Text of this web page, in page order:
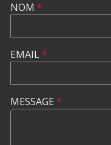
NOM *
EMAIL*
MESSAGE *